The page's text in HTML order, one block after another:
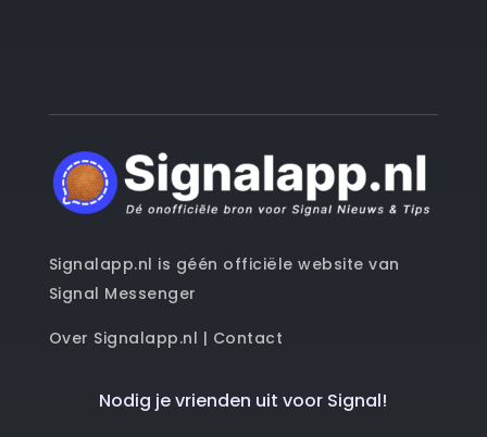
Signalapp.nl is géén officiële website van
Signal Messenger
Over Signalapp.nl | Contact
Nodig je vrienden uit voor Signal!